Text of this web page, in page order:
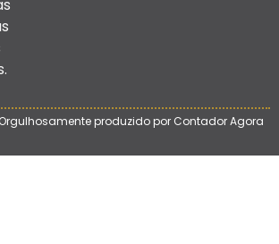
produzido por Contador Agora